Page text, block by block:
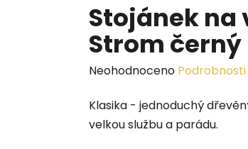
Stojánek
Strom černý
Průměrné
produktu
je
Neohodnoceno
Klasika - jednoduchý
velkou službu a parádu.